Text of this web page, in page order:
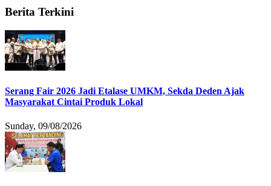
Berita Terkini
Serang Fair 2026 Jadi Etalase UMKM, Sekda Deden Ajak
Masyarakat Cintai Produk Lokal
Sunday, 09/08/2026